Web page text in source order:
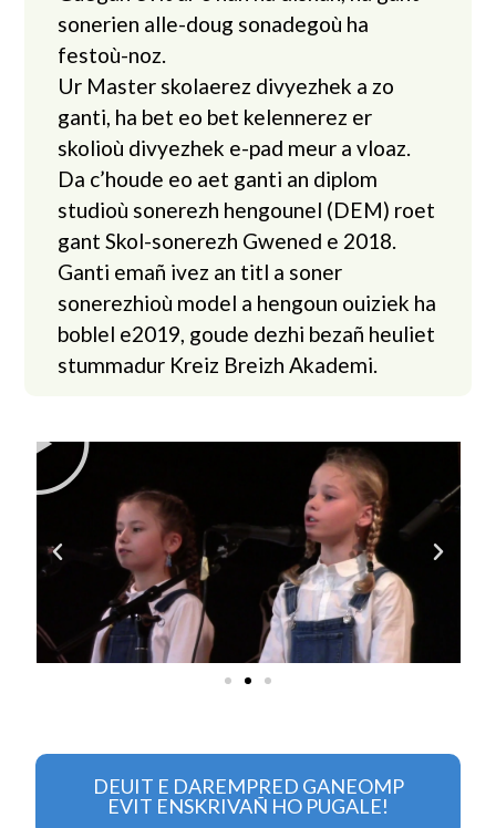
sonerien alle-doug sonadegoù ha
festoù-noz.
Ur Master skolaerez divyezhek a zo
ganti, ha bet eo bet kelennerez er
skolioù divyezhek e-pad meur a vloaz.
Da c’houde eo aet ganti an diplom
studioù sonerezh hengounel (DEM) roet
gant Skol-sonerezh Gwened e 2018.
Ganti emañ ivez an titl a soner
sonerezhioù model a hengoun ouiziek ha
boblel e2019, goude dezhi bezañ heuliet
stummadur Kreiz Breizh Akademi.
DEUIT E DAREMPRED GANEOMP
EVIT ENSKRIVAÑ HO PUGALE!